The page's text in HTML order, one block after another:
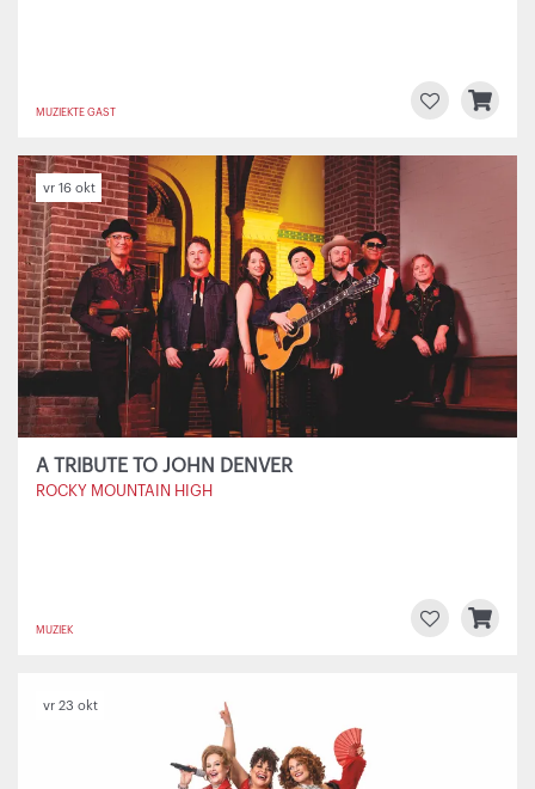
MUZIEK TE GAST
A TRIBUTE TO JOHN DENVER
ROCKY MOUNTAIN HIGH
vr 16 okt
MUZIEK
vr 23 okt